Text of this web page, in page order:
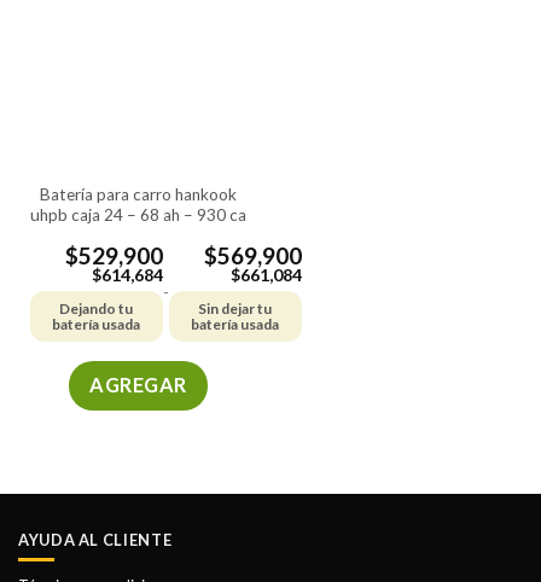
página
de
producto
batería para carro hankook
uhpb caja 24 – 68 ah – 930 ca
$529,900
$614,684
Dejando tu
batería usada
-
$569,900
$661,084
Sin dejar tu
batería usada
AGREGAR
múltiples
Las
AYUDA AL CLIENTE